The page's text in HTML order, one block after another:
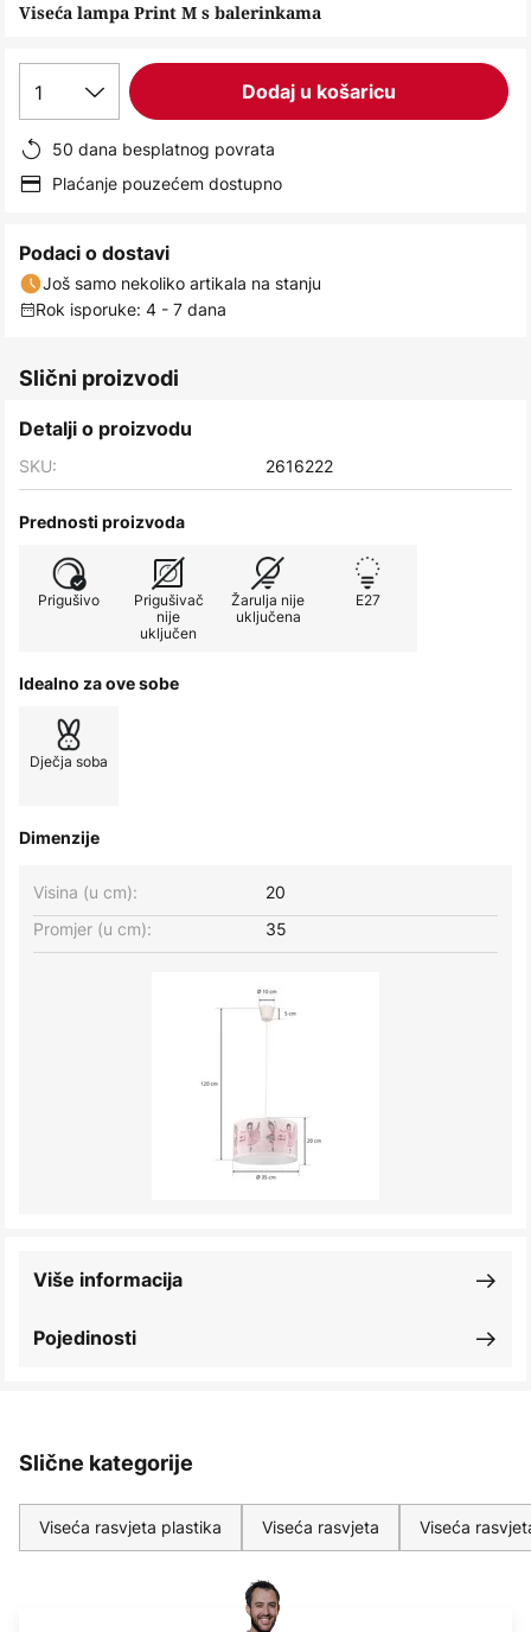
the
Viseća lampa Print M s balerinkama
1 Dodaj u košaricu
50 dana besplatnog povrata
Plaćanje pouzećem dostupno
Podaci o dostavi
Još samo nekoliko artikala na stanju
Rok isporuke: 4 - 7 dana
Slični proizvodi
Detalji o proizvodu
SKU: 2616222
Prednosti proizvoda
Prigušivo
Prigušivač
nije
uključen
Žarulja nije
uključena
E27
Idealno za ove sobe
Dječja soba
Dimenzije
Visina (u cm):
20
Promjer (u cm):
35
Pojedinosti
Više informacija
Slične kategorije
Viseća rasvjeta plastika Viseća rasvjeta Viseća